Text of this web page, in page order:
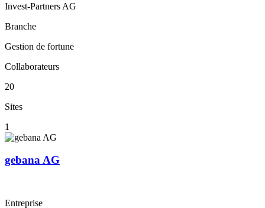
Invest-Partners AG
Branche
Gestion de fortune
Collaborateurs
20
Sites
1
gebana AG
Entreprise